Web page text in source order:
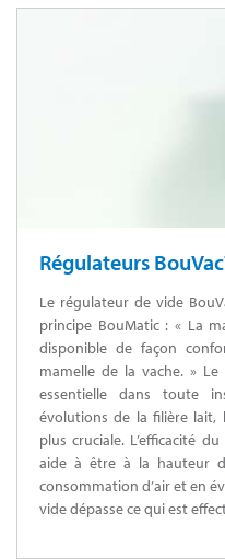
Régulateurs
Le régulateur de vide
principe BouMatic : « La
disponible de façon
mamelle de la vache. »
essentielle dans toute
évolutions de la filière lait,
plus cruciale. L’efficacité
aide à être à la hauteur
consommation d’air et en
vide dépasse ce qui est